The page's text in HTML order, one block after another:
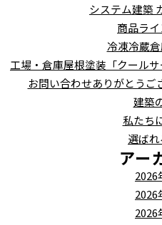
システム建築
商品ラ
冷凍冷蔵
工場・倉庫屋根塗装「クール
お問い合わせありがとうご
建築
私たち
選ば
アー
2026
2026
2026